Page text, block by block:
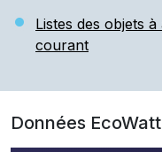
Listes des objets
courant
Données EcoWatt